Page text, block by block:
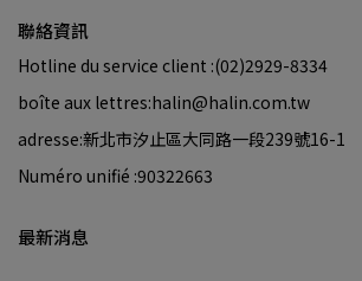
聯絡資訊
Hotline du service client :(02)2929-8334
boîte aux lettres:halin@halin.com.tw
adresse:新北市汐止區大同路一段239號16-1
Numéro unifié :90322663
最新消息